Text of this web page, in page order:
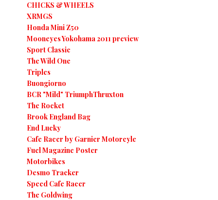
CHICKS & WHEELS
XRMGS
Honda Mini Z50
Mooneyes Yokohama 2011 preview
Sport Classic
The Wild One
Triples
Buongiorno
BCR "Mild" TriumphThruxton
The Rocket
Brook England Bag
End Lucky
Cafe Racer by Garnier Motorcyle
Fuel Magazine Poster
Motorbikes
Desmo Tracker
Speed Cafe Racer
The Goldwing